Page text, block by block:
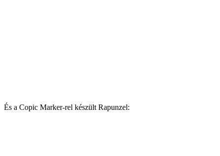
És a Copic Marker-rel készült Rapunzel: